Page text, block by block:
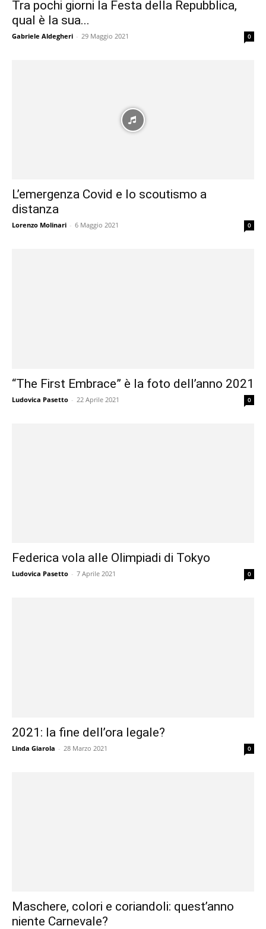
Tra pochi giorni la Festa della Repubblica,
qual è la sua...
Gabriele Aldegheri - 29 Maggio 2021 0
L’emergenza Covid e lo scoutismo a
distanza
Lorenzo Molinari - 6 Maggio 2021 0
“The First Embrace” è la foto dell’anno 2021
Ludovica Pasetto - 22 Aprile 2021 0
Federica vola alle Olimpiadi di Tokyo
Ludovica Pasetto - 7 Aprile 2021 0
2021: la fine dell’ora legale?
Linda Giarola - 28 Marzo 2021 0
Maschere, colori e coriandoli: quest’anno
niente Carnevale?